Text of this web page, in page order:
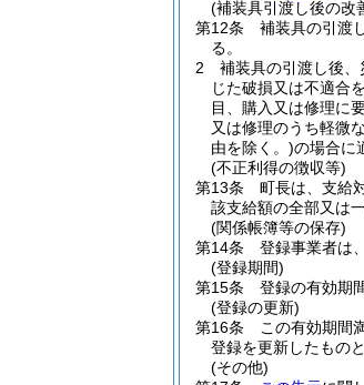
(補装具引渡し後の改
第12条
補装具の引渡
る。
2
補装具の引渡し後
じた破損又は不適合
目、購入又は修理に
又は修理のうち軽微
由を除く。)の場合に
(不正利得の徴収等)
第13条
町長は、支給
該支給額の全部又は
(関係帳簿等の保存)
第14条
登録事業者は
(登録期間)
第15条
登録の有効期
(登録の更新)
第16条
この有効期間
登録を更新したものと
(その他)